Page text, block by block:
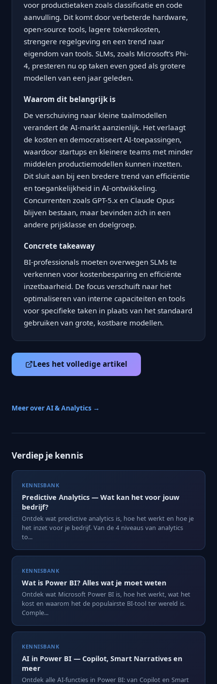
voor productietaken zoals classificatie en code
aanvulling. Dit komt door verbeterde hardware,
open-source tools, lagere tokenskosten,
strengere regelgeving en een trend naar
eigendom van tools. SLMs, zoals Microsoft’s Phi-
4, presteren nu op taken even goed als grotere
modellen van een jaar geleden.
Waarom dit belangrijk is
De verschuiving naar kleine taalmodellen
verandert de AI-markt aanzienlijk. Het verlaagt
de kosten en democratiseert AI-toepassingen,
waardoor startups en kleinere teams met minder
middelen productiemodellen kunnen inzetten.
Dit sluit aan bij een bredere trend van efficiëntie
en toegankelijkheid in AI-ontwikkeling.
Concurrenten zoals GPT-5.x en Claude Opus
blijven bestaan, maar bevinden zich in een
andere prijsklasse en doelgroep.
Concrete takeaway
BI-professionals moeten overwegen SLMs te
verkennen voor kostenbesparing en efficiënte
inzetbaarheid. De focus verschuift naar het
optimaliseren van interne capaciteiten en tools
voor specifieke taken in plaats van het standaard
gebruiken van grote, kostbare modellen.
Lees het volledige artikel
Meer over AI & Analytics →
Verdiep je kennis
KENNISBANK
Predictive Analytics — Wat kan het voor jouw
bedrijf?
Ontdek wat predictive analytics is, hoe het werkt en hoe je
het inzet voor je bedrijf. Van de 4 niveaus van analytics
to...
KENNISBANK
Wat is Power BI? Alles wat je moet weten
Ontdek wat Microsoft Power BI is, hoe het werkt, wat het
kost en waarom het de populairste BI-tool ter wereld is.
Comple...
KENNISBANK
AI in Power BI — Copilot, Smart Narratives en
meer
Ontdek alle AI-functies in Power BI: van Copilot en Smart